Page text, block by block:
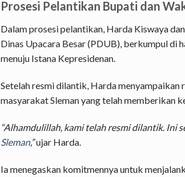
Prosesi Pelantikan Bupati dan
Dalam prosesi pelantikan, Harda Kiswaya
Dinas Upacara Besar (PDUB), berkumpul di
menuju Istana Kepresidenan.
Setelah resmi dilantik, Harda menyampaikan
masyarakat Sleman yang telah memberikan
“Alhamdulillah, kami telah resmi dilantik. Ini
Sleman,”ujar Harda.
Ia menegaskan komitmennya untuk